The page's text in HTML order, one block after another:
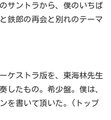
サントラから、僕のいちば
鉄郎の再会と別れのテーマ
ケストラ版を、東海林先生
したもの。希少盤。僕は、
を書いて頂いた。(トップ